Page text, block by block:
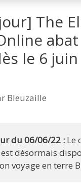
The
le 6
Bleuzaille
du 06/06/22 : Le
désormais
voyage en terre